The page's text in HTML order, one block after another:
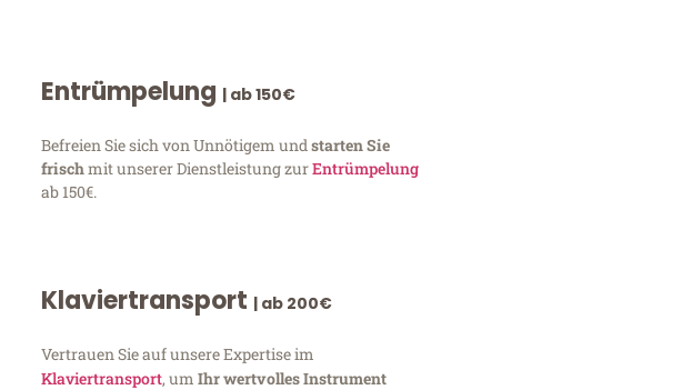
Entrümpelung | ab 150€
Befreien Sie sich von Unnötigem undstarten Sie
frischmit unserer Dienstleistung zurEntrümpelung
ab 150€.
Klaviertransport | ab 200€
Vertrauen Sie auf unsere Expertise im
Klaviertransport, um Ihr wertvolles Instrument